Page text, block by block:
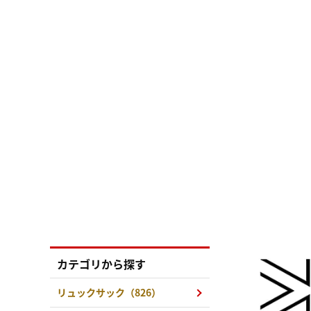
カテゴリから探す
リュックサック（826）